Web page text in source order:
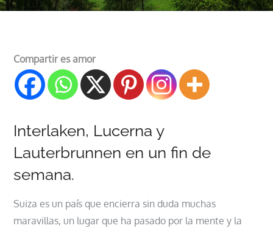
Compartir es amor
Interlaken, Lucerna y
Lauterbrunnen en un fin de
semana.
Suiza es un país que encierra sin duda muchas
maravillas, un lugar que ha pasado por la mente y la